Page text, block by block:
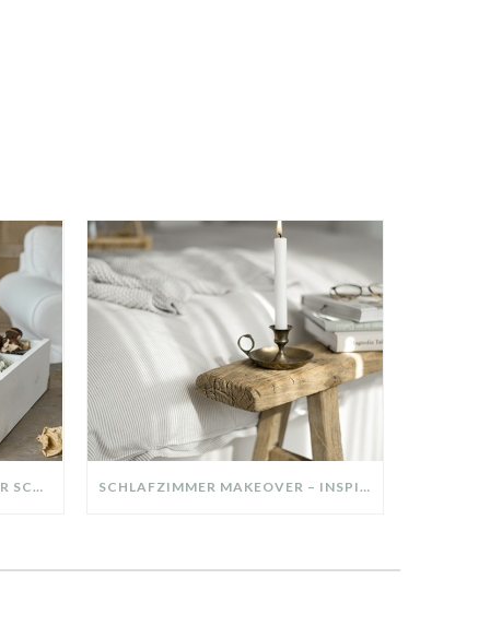
DIY-DEKO-TABLETT AUS ALTER SCHUBLADE – NACHHALTIGE HERBSTDEKO SELBER MACHEN! SCHLAFZIMMER MAKEOVER – INSPIRATION FÜR DEIN SCHLAFZIMMER: AUS ALT MACH NEU – HELL, GEMÜTLICH UND EINLADEND